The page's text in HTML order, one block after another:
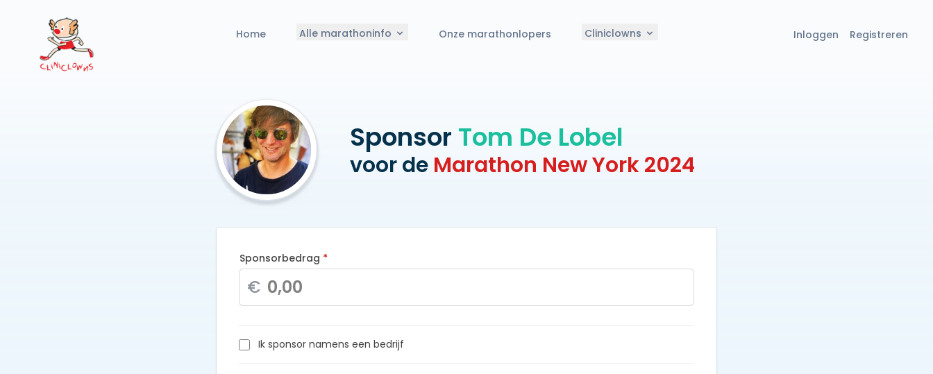
Home Alle marathoninfo Onze marathonlopers Cliniclowns Inloggen Registreren
Sponsor Tom De Lobel
voor de Marathon New York 2024
Sponsorbedrag *
€
Ik sponsor namens een bedrijf